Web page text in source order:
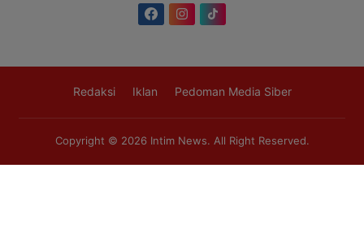
Redaksi Iklan Pedoman Media Siber
Copyright © 2026 Intim News. All Right Reserved.